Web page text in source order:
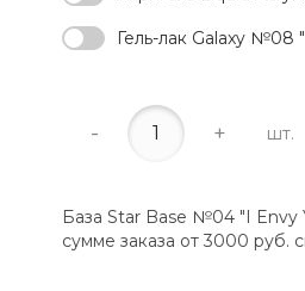
Гель-лак Galaxy №08
- + шт.
База Star Base №04 "I Envy
сумме заказа от 3000 руб.